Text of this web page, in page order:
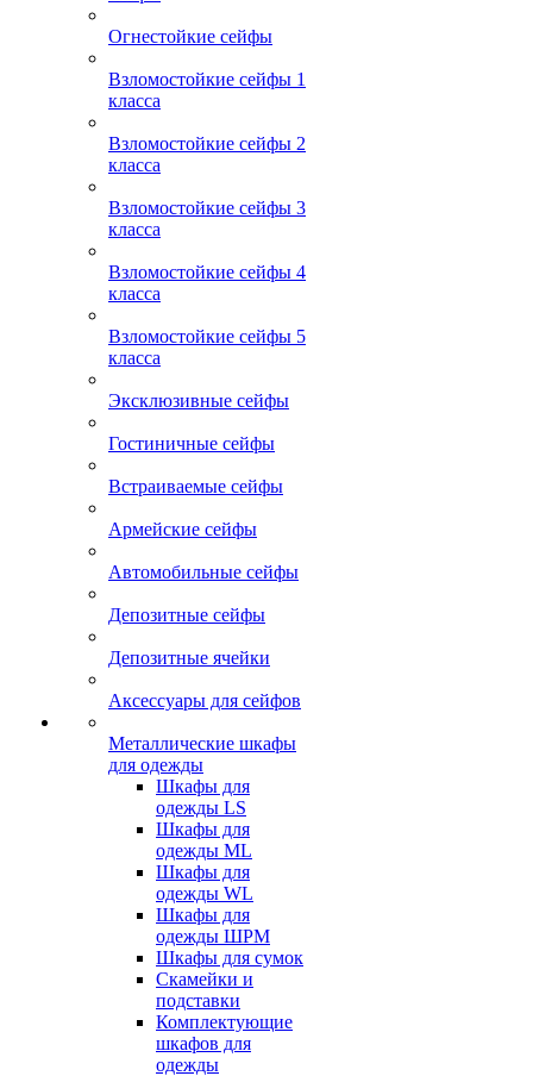
Огнестойкие сейфы
Взломостойкие сейфы 1
класса
Взломостойкие сейфы 2
класса
Взломостойкие сейфы 3
класса
Взломостойкие сейфы 4
класса
Взломостойкие сейфы 5
класса
Эксклюзивные сейфы
Гостиничные сейфы
Встраиваемые сейфы
Армейские сейфы
Автомобильные сейфы
Депозитные сейфы
Депозитные ячейки
Аксессуары для сейфов
Металлические шкафы
для одежды
Шкафы для
одежды LS
Шкафы для
одежды ML
Шкафы для
одежды WL
Шкафы для
одежды ШРМ
Шкафы для сумок
Скамейки и
подставки
Комплектующие
шкафов для
одежды